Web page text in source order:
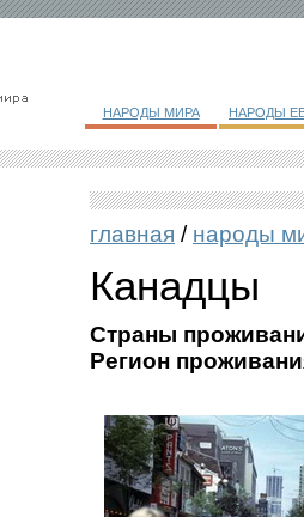
НАРОДЫ МИРА НАРОДЫ
главная / народы
Канадцы
Страны
Регион